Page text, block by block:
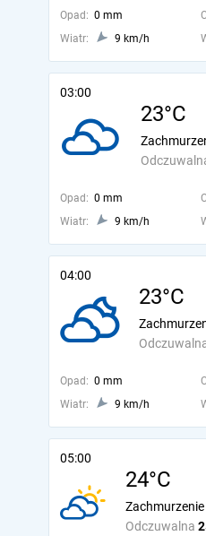
Opad: 0 mm
Wiatr:
9 km/h
03:00
23°C
Opad: 0 mm
Wiatr:
9 km/h
04:00
23°C
Opad: 0 mm
Wiatr:
9 km/h
05:00
24°C
Odczuwalna